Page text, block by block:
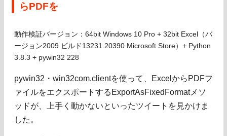
らPDFを
動作検証バージョン：64bit Windows 10 Pro + 32bit Excel（バ
ージョン2009 ビルド13231.20390 Microsoft Store）+ Python
3.8.3 + pywin32 228
pywin32・win32com.clientを使って、ExcelからPDFフ
ァイルをエクスポートするExportAsFixedFormatメソ
ッドが、上手く動かないといったツイートを見かけま
した。